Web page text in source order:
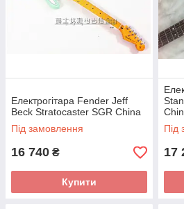
Електрогітара Fender Jeff
Beck Stratocaster SGR China
Під замовлення
16 740 ₴
Купити
Під
17